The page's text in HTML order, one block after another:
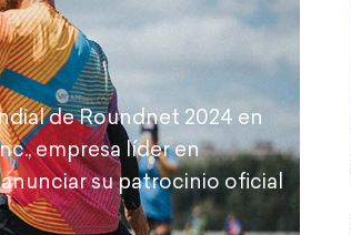
de Roundnet 2024 en
empresa líder en
su patrocinio oficial